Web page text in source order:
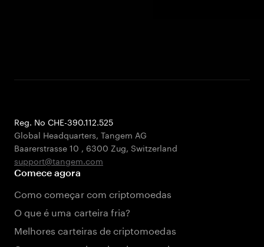
Reg. No CHE-390.112.525
Global Headquarters, Tangem AG
Baarerstrasse 10 , 6300 Zug, Switzerland
support@tangem.com
Comece agora
Como começar com criptomoedas
O que é uma carteira fria?
Melhores carteiras de criptomoedas